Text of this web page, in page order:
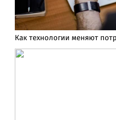
Как технологии меняют